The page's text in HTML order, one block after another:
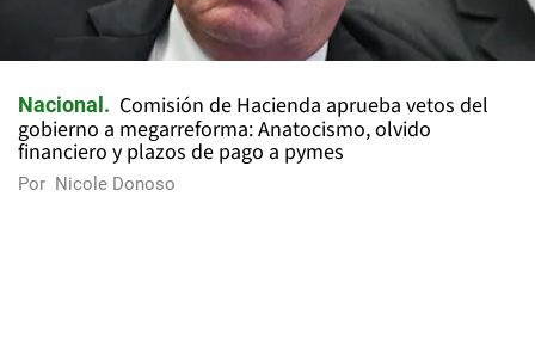
Nacional
Comisión de Hacienda aprueba vetos del
gobierno a megarreforma: Anatocismo, olvido
financiero y plazos de pago a pymes
Por Nicole Donoso